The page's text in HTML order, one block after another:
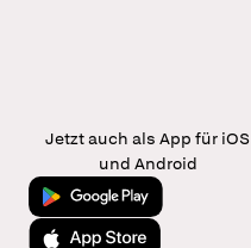
Jetzt auch als App für iOS
und Android
Jetzt bei Google Play
Laden im App Store